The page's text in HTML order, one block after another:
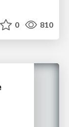
0 810